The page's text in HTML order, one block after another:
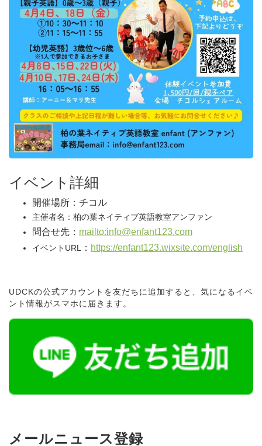
イベント詳細
開催場所：チコル
主催者名：柏の葉ネイティブ英語教室アンファン
問合せ先： mailto:info@enfant123.com
イベントURL ： https://enfant123.wixsite.com/english
UDCKの公式アカウントを友だちに追加すると、気になるイベ
ント情報がスマホに届きます。
メールニュース登録